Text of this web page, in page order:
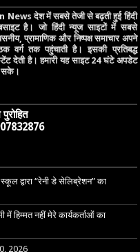
देश में सबसे तेजी से बढ़ती हुई हिंदी
है। जो हिंदी न्यूज साइटों में सबसे
प्रामाणिक और निष्पक्ष समाचार अपने
वर्ग तक पहुंचाती है। इसकी प्रतिबद्ध
देती है। हमारी यह साइट 24 घंटे अपडेट
सके।
द्वारा “रेनी डे सेलिब्रेशन” का
में हिम्मत नहीं मेरे कार्यकर्ताओं का
2026